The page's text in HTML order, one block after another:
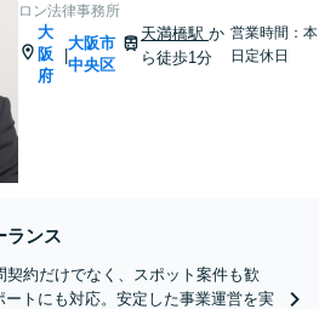
ロン法律事務所
大
阪
府
|
大阪市
中央区
天満橋駅か
ら徒歩1分
営業時間：本
日定休日
ランス
契約だけでなく、スポット案件も歓
トにも対応。安定した事業運営を実